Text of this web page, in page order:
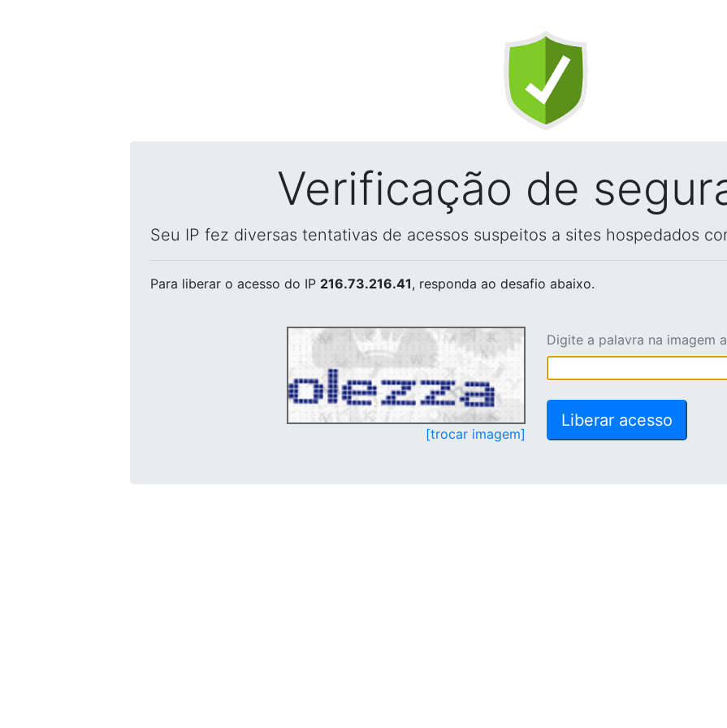
Verificação de
Seu IP fez diversas tentativas de acessos suspeitos a sites hospedados
Para liberar o acesso do IP 216.73.216.41, responda ao desafio abaixo.
[trocar imagem]
Digite a palavra na imagem